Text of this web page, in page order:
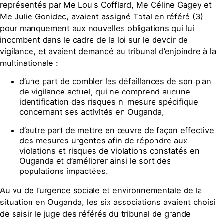
représentés par Me Louis Cofflard, Me Céline Gagey et
Me Julie Gonidec, avaient assigné Total en référé (3)
pour manquement aux nouvelles obligations qui lui
incombent dans le cadre de la loi sur le devoir de
vigilance, et avaient demandé au tribunal d’enjoindre à la
multinationale :
d’une part de combler les défaillances de son plan
de vigilance actuel, qui ne comprend aucune
identification des risques ni mesure spécifique
concernant ses activités en Ouganda,
d’autre part de mettre en œuvre de façon effective
des mesures urgentes afin de répondre aux
violations et risques de violations constatés en
Ouganda et d’améliorer ainsi le sort des
populations impactées.
Au vu de l’urgence sociale et environnementale de la
situation en Ouganda, les six associations avaient choisi
de saisir le juge des référés du tribunal de grande